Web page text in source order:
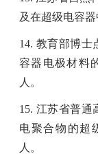
及在超级电容器
14. 教育部博士
容器电极材料
人。
15. 江苏省普通
电聚合物的超
人。